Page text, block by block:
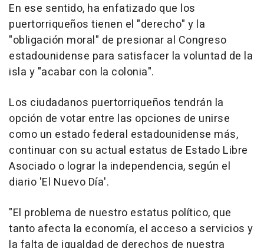
En ese sentido, ha enfatizado que los
puertorriqueños tienen el "derecho" y la
"obligación moral" de presionar al Congreso
estadounidense para satisfacer la voluntad de la
isla y "acabar con la colonia".
Los ciudadanos puertorriqueños tendrán la
opción de votar entre las opciones de unirse
como un estado federal estadounidense más,
continuar con su actual estatus de Estado Libre
Asociado o lograr la independencia, según el
diario 'El Nuevo Día'.
"El problema de nuestro estatus político, que
tanto afecta la economía, el acceso a servicios y